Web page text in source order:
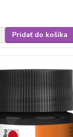
Pridať do košíka